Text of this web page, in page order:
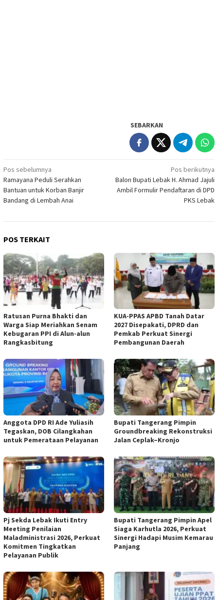
SEBARKAN
Navigasi
pos
Pos sebelumnya
Ramayana Peduli Serahkan
Bantuan untuk Korban Banjir
Bandang di Lembah Anai
Pos berikutnya
Balon Bupati Lebak H. Ahmad Jajuli
Ambil Formulir Pendaftaran di DPD
PKS Lebak
POS TERKAIT
Ratusan Purna Bhakti dan
Warga Siap Meriahkan Senam
Kebugaran PPI di Alun-alun
Rangkasbitung
KUA-PPAS APBD Tanah Datar
2027 Disepakati, DPRD dan
Pemkab Perkuat Sinergi
Pembangunan Daerah
Anggota DPD RI Ade Yuliasih
Tegaskan, DOB Cilangkahan
untuk Pemerataan Pelayanan
Bupati Tangerang Pimpin
Groundbreaking Rekonstruksi
Jalan Ceplak–Kronjo
Pj Sekda Lebak Ikuti Entry
Meeting Penilaian
Maladministrasi 2026, Perkuat
Komitmen Tingkatkan
Pelayanan Publik
Bupati Tangerang Pimpin Apel
Siaga Karhutla 2026, Perkuat
Sinergi Hadapi Musim Kemarau
Panjang